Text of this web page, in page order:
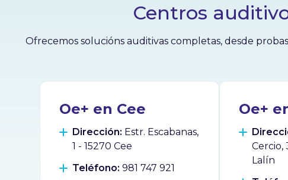
Centros
Ofrecemos solucións auditivas completas, desde
Oe+ en Cee
Dirección: Estr. Escabanas,
1 - 15270 Cee
Teléfono: 981 747 921
Oe+
Cercio,
Lalín